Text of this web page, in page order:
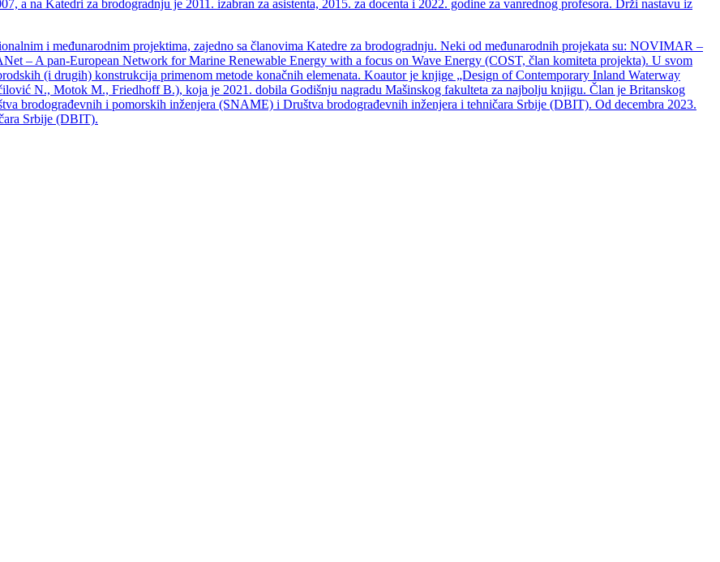
a na Katedri za brodogradnju je 2011. izabran za asistenta, 2015. za docenta i 2022. godine za vanrednog profesora. Drži nastavu iz
i međunarodnim projektima, zajedno sa članovima Katedre za brodogradnju. Neki od međunarodnih projekata su: NOVIMAR –
– A pan-European Network for Marine Renewable Energy with a focus on Wave Energy (COST, član komiteta projekta). U svom
(i drugih) konstrukcija primenom metode konačnih elemenata. Koautor je knjige „Design of Contemporary Inland Waterway
N., Motok M., Friedhoff B.), koja je 2021. dobila Godišnju nagradu Mašinskog fakulteta za najbolju knjigu. Član je Britanskog
brodograđevnih i pomorskih inženjera (SNAME) i Društva brodograđevnih inženjera i tehničara Srbije (DBIT). Od decembra 2023.
Srbije (DBIT).